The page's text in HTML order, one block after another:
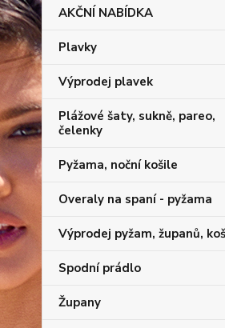
AKČNÍ NABÍDKA
Plavky
Výprodej plavek
Plážové šaty, sukně, pareo,
čelenky
Pyžama, noční košile
Overaly na spaní - pyžama
Výprodej pyžam, županů,
Spodní prádlo
Župany